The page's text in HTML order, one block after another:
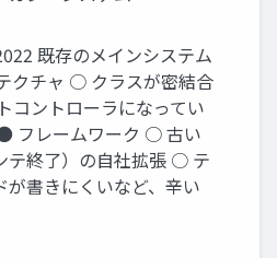
既存のメインシステム
クチャ ○ クラスが密結合
コントローラになってい
フレームワーク ○ 古い
テ終了）の自社拡張 ○ テ
が書きにくいなど、辛い